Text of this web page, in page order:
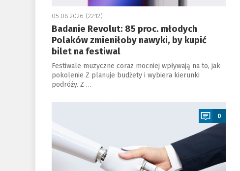
05.08.2026 (22:12)
Badanie Revolut: 85 proc. młodych
Polaków zmieniłoby nawyki, by kupić
bilet na festiwal
Festiwale muzyczne coraz mocniej wpływają na to, jak
pokolenie Z planuje budżety i wybiera kierunki
podróży. Z …
a
0